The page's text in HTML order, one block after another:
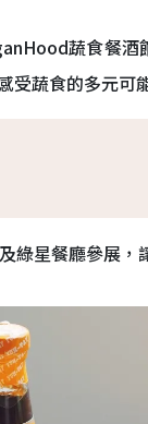
蔬食餐
受蔬食的多元可
星餐廳參展